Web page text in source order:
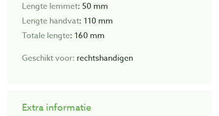
Lengte lemmet: 50 mm
Lengte handvat: 110 mm
Totale lengte: 160 mm
Geschikt voor: rechtshandigen
Extra informatie